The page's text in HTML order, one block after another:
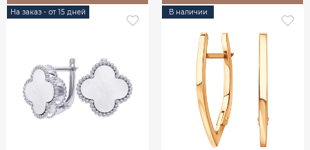
На заказ - от 15 дней В наличии